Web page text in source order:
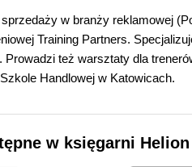
w branży reklamowej
Training Partners.
też warsztaty dla
Handlowej w Katowicach.
w księgarni Helion